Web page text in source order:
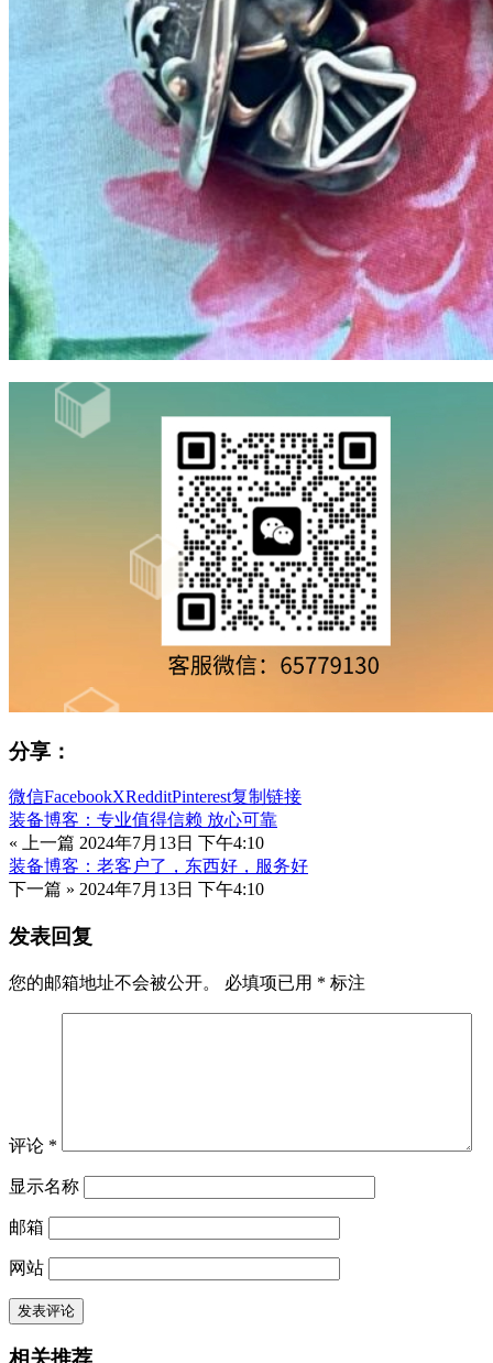
分享：
微信FacebookXRedditPinterest复制链接
装备博客：专业值得信赖 放心可靠
« 上一篇 2024年7月13日 下午4:10
装备博客：老客户了，东西好，服务好
下一篇 » 2024年7月13日 下午4:10
发表回复
您的邮箱地址不会被公开。 必填项已用 * 标注
评论 *
显示名称
邮箱
网站